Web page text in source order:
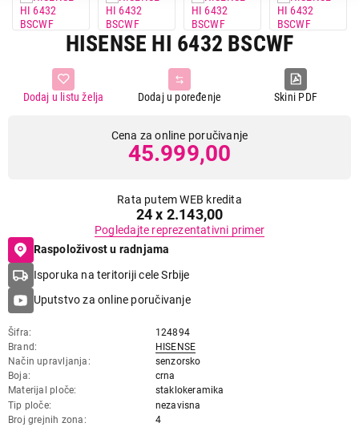
HISENSE HI 6432 BSCWF
Skini PDF
Dodaj u poređenje
Dodaj u listu želja
Cena za online poručivanje
45.999,00
Rata putem WEB kredita
24 x 2.143,00
Pogledajte reprezentativni primer
Raspoloživost u radnjama
Isporuka na teritoriji cele Srbije
Uputstvo za online poručivanje
Šifra
124894
Brand
HISENSE
Način upravljanja
senzorsko
Boja
crna
Materijal ploče
staklokeramika
Tip ploče
nezavisna
Broj grejnih zona
4